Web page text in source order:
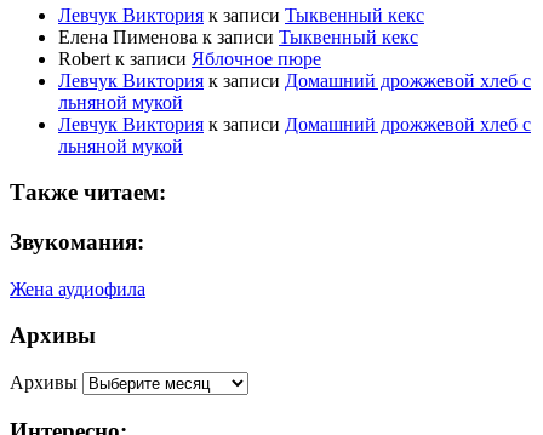
Левчук Виктория к записи Тыквенный кекс
Елена Пименова к записи Тыквенный кекс
Robert к записи Яблочное пюре
Левчук Виктория к записи Домашний дрожжевой хлеб с
льняной мукой
Левчук Виктория к записи Домашний дрожжевой хлеб с
льняной мукой
Также читаем:
Звукомания:
Жена аудиофила
Архивы
Архивы